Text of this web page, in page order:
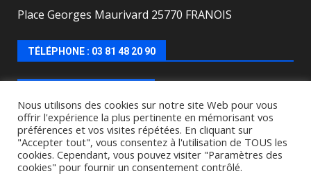
Place Georges Maurivard 25770 FRANOIS
TÉLÉPHONE : 03 81 48 20 90
Lundi, mercredi, jeudi, vendredi de : 8h00 à 12h00 et
le Mardi de 9h00 à 12h00 et de 16h30 à 18h30.
Nous utilisons des cookies sur notre site Web pour vous
offrir l'expérience la plus pertinente en mémorisant vos
préférences et vos visites répétées. En cliquant sur
"Accepter tout", vous consentez à l'utilisation de TOUS les
cookies. Cependant, vous pouvez visiter "Paramètres des
cookies" pour fournir un consentement contrôlé.